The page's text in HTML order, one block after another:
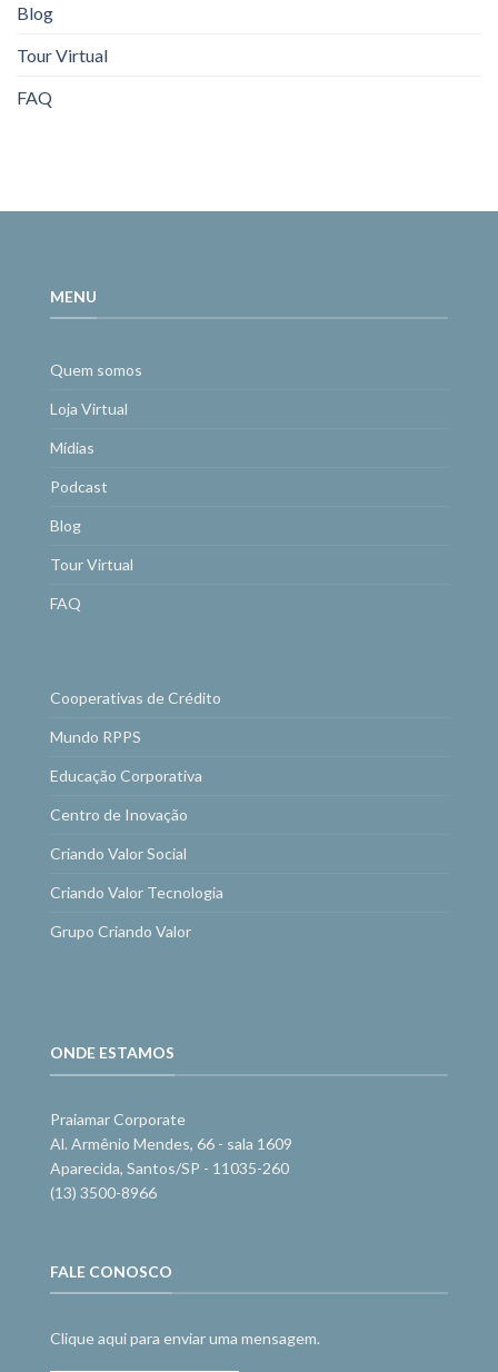
Blog
Tour Virtual
FAQ
MENU
Quem somos
Loja Virtual
Mídias
Podcast
Blog
Tour Virtual
FAQ
Cooperativas de Crédito
Mundo RPPS
Educação Corporativa
Centro de Inovação
Criando Valor Social
Criando Valor Tecnologia
Grupo Criando Valor
ONDE ESTAMOS
Praiamar Corporate
Al. Armênio Mendes, 66 - sala 1609
Aparecida, Santos/SP - 11035-260
(13) 3500-8966
FALE CONOSCO
Clique aqui para enviar uma mensagem.